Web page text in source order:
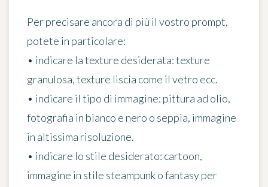
Per precisare ancora di più il vostro prompt,
potete in particolare:
• indicare la texture desiderata: texture
granulosa, texture liscia come il vetro ecc.
• indicare il tipo di immagine: pittura ad olio,
fotografia in bianco e nero o seppia, immagine
in altissima risoluzione.
• indicare lo stile desiderato: cartoon,
immagine in stile steampunk o fantasy per